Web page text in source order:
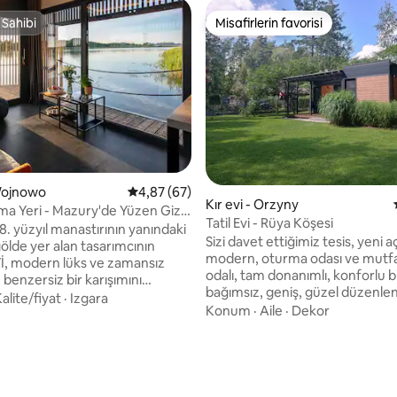
puan, 14 değerlendirme
5 üzerinden ortalama 4,87 puan, 67
4,87 (67)
Yeri - Mazury'de Yüzen Gizli
yüzyıl manastırının yanındaki
yer alan tasarımcının
modern lüks ve zamansız
bir karışımını
göl ve manastır
fiyat · Izgara
Misafirlerin favorisi
Misafirlerin favorisi
Kır evi - Orzyny
Tatil Evi - Rüya Köşesi
Sizi davet ettiğimiz tesis, yeni
modern, oturma odası ve
odalı, tam donanımlı, konforlu
bağımsız, geniş, güzel
arsa üzerinde bulunmaktadır.
Konum · Aile · Dekor